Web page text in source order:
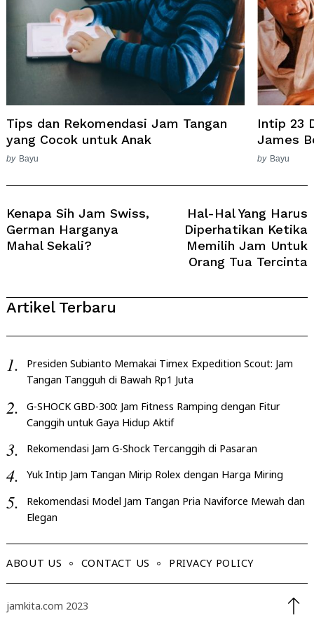
Tips dan Rekomendasi Jam Tangan
yang Cocok untuk Anak
by Bayu
Intip 23
James
by Bayu
Navigation
Kenapa Sih Jam Swiss,
German Harganya
Mahal Sekali?
Hal-Hal Yang Harus
Diperhatikan Ketika
Memilih Jam Untuk
Orang Tua Tercinta
Artikel Terbaru
Presiden Subianto Memakai Timex Expedition Scout: Jam
Tangan Tangguh di Bawah Rp1 Juta
G-SHOCK GBD-300: Jam Fitness Ramping dengan Fitur
Canggih untuk Gaya Hidup Aktif
Rekomendasi Jam G-Shock Tercanggih di Pasaran
Yuk Intip Jam Tangan Mirip Rolex dengan Harga Miring
Rekomendasi Model Jam Tangan Pria Naviforce Mewah dan
Elegan
ABOUT US CONTACT US PRIVACY POLICY
jamkita.com 2023